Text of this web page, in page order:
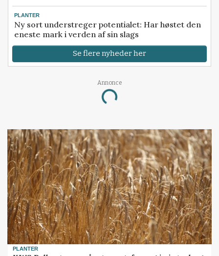
PLANTER
Ny sort understreger potentialet: Har høstet den
eneste mark i verden af sin slags
Se flere nyheder her
Annonce
Loading...
PLANTER